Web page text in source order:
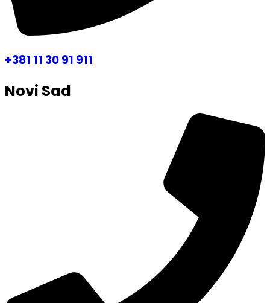
+381 11 30 91 911
Novi Sad